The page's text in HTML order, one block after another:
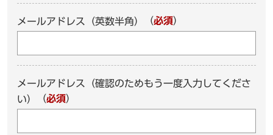
メールアドレス（英数半角） （必須）
メールアドレス（確認のためもう一度入力してくださ
い）
（必須）